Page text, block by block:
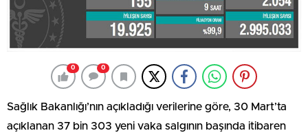
0 0
Sağlık Bakanlığı’nın açıkladığı verilerine göre, 30 Mart’ta
açıklanan 37 bin 303 yeni vaka salgının başında itibaren